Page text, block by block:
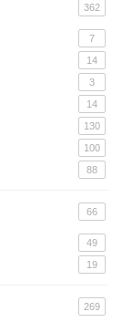
362
7
14
3
14
130
100
88
66
49
19
269